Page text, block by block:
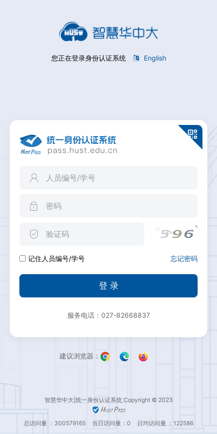
您正在登录身份认证系统 English
记住人员编号/学号 忘记密码
登 录
服务电话：027-82668837
建议浏览器：
智慧华中大|统一身份认证系统 Copyright © 2023
总访问量 ：300579165 当日访问量：0 日均访问量 ：122586